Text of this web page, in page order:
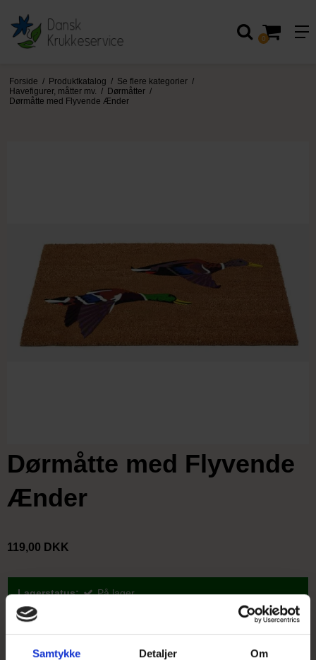
Samtykke Detaljer Om
0
Forside / Produktkatalog / Se flere kategorier /
Havefigurer, måtter mv. / Dørmåtter /
Dørmåtte med Flyvende Ænder
Dørmåtte med Flyvende
Ænder
119,00 DKK
Lagerstatus: På lager
KØB